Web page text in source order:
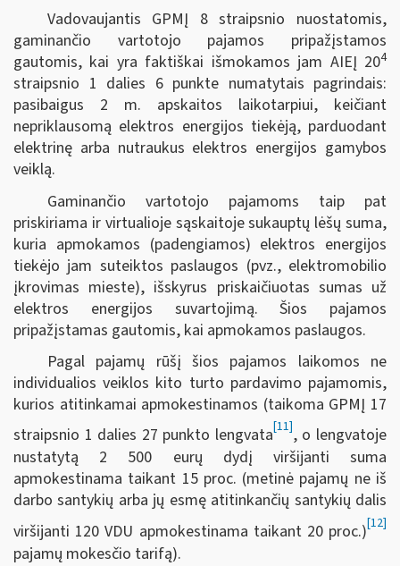
Vadovaujantis GPMĮ 8 straipsnio nuostatomis,
gaminančio vartotojo pajamos pripažįstamos
gautomis, kai yra faktiškai išmokamos jam AIEĮ 204
straipsnio 1 dalies 6 punkte numatytais pagrindais:
pasibaigus 2 m. apskaitos laikotarpiui, keičiant
nepriklausomą elektros energijos tiekėją, parduodant
elektrinę arba nutraukus elektros energijos gamybos
veiklą.
Gaminančio vartotojo pajamoms taip pat
priskiriama ir virtualioje sąskaitoje sukauptų lėšų suma,
kuria apmokamos (padengiamos) elektros energijos
tiekėjo jam suteiktos paslaugos (pvz., elektromobilio
įkrovimas mieste), išskyrus priskaičiuotas sumas už
elektros energijos suvartojimą. Šios pajamos
pripažįstamas gautomis, kai apmokamos paslaugos.
Pagal pajamų rūšį šios pajamos laikomos ne
individualios veiklos kito turto pardavimo pajamomis,
kurios atitinkamai apmokestinamos (taikoma GPMĮ 17
straipsnio 1 dalies 27 punkto lengvata[11], o lengvatoje
nustatytą 2 500 eurų dydį viršijanti suma
apmokestinama taikant 15 proc. (metinė pajamų ne iš
darbo santykių arba jų esmę atitinkančių santykių dalis
viršijanti 120 VDU apmokestinama taikant 20 proc.)[12]
pajamų mokesčio tarifą).